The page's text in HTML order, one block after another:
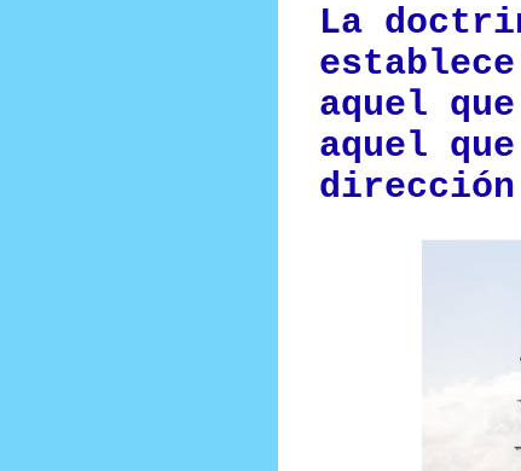
La
aquel
aquel